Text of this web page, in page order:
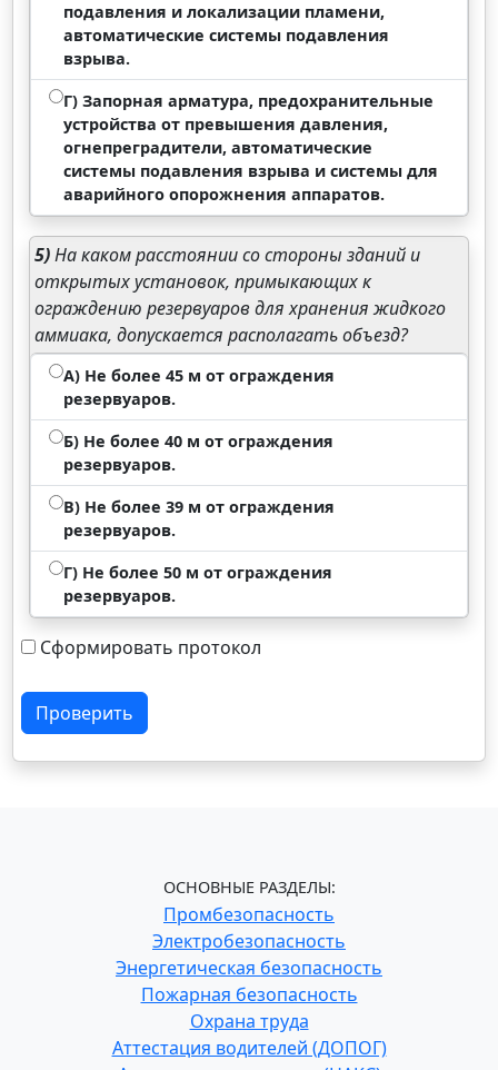
подавления и локализации пламени,
автоматические системы подавления
взрыва.
Г) Запорная арматура, предохранительные
устройства от превышения давления,
огнепреградители, автоматические
системы подавления взрыва и системы для
аварийного опорожнения аппаратов.
5)На каком расстоянии со стороны зданий и
открытых установок, примыкающих к
ограждению резервуаров для хранения жидкого
аммиака, допускается располагать объезд?
А) Не более 45 м от ограждения
резервуаров.
Б) Не более 40 м от ограждения
резервуаров.
В) Не более 39 м от ограждения
резервуаров.
Г) Не более 50 м от ограждения
резервуаров.
Сформировать протокол
Проверить
ОСНОВНЫЕ РАЗДЕЛЫ:
Промбезопасность
Электробезопасность
Энергетическая безопасность
Пожарная безопасность
Охрана труда
Аттестация водителей (ДОПОГ)